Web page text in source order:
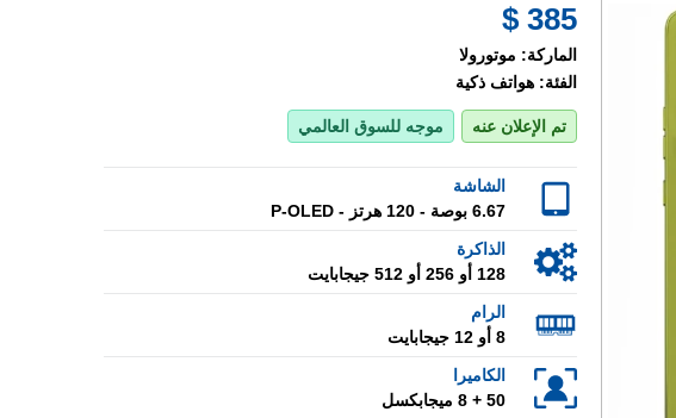
385 $
الماركة: موتورولا
الفئة: هواتف ذكية
تم الإعلان عنه موجه للسوق العالمي
الشاشة
6.67 بوصة - 120 هرتز - P-OLED
الذاكرة
128 أو 256 أو 512 جيجابايت
الرام
8 أو 12 جيجابايت
الكاميرا
50 + 8 ميجابكسل